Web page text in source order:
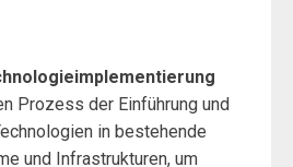
Prozess der Einführung und
in bestehende
und Infrastrukturen, um